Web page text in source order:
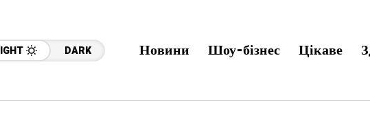
DARK Новини Шоу-бізнес Цікаве